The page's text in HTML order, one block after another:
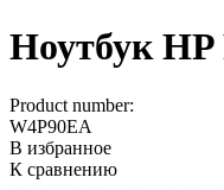
Ноутбук HP
Product number:
W4P90EA
В избранное
К сравнению